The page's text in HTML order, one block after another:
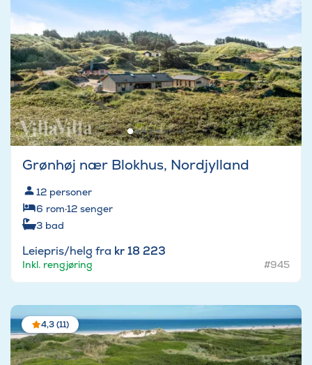
Grønhøj nær Blokhus, Nordjylland
12 personer
6 rom·12 senger
3 bad
Leiepris/helg fra kr 18 223
Inkl. rengjøring #945
4,3 (11)